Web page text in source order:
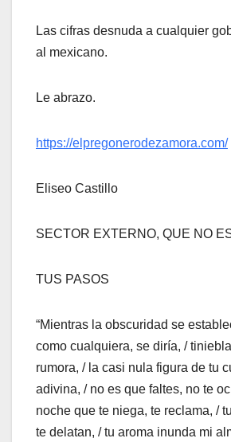
Las cifras desnuda a cualquier
al mexicano.
Le abrazo.
https://elpregonerodezamora.com/
Eliseo Castillo
SECTOR EXTERNO, QUE NO
TUS PASOS
“Mientras la obscuridad se
como cualquiera, se diría, /
rumora, / la casi nula figura de tu
adivina, / no es que faltes, no te
noche que te niega, te reclama, /
te delatan, / tu aroma inunda mi